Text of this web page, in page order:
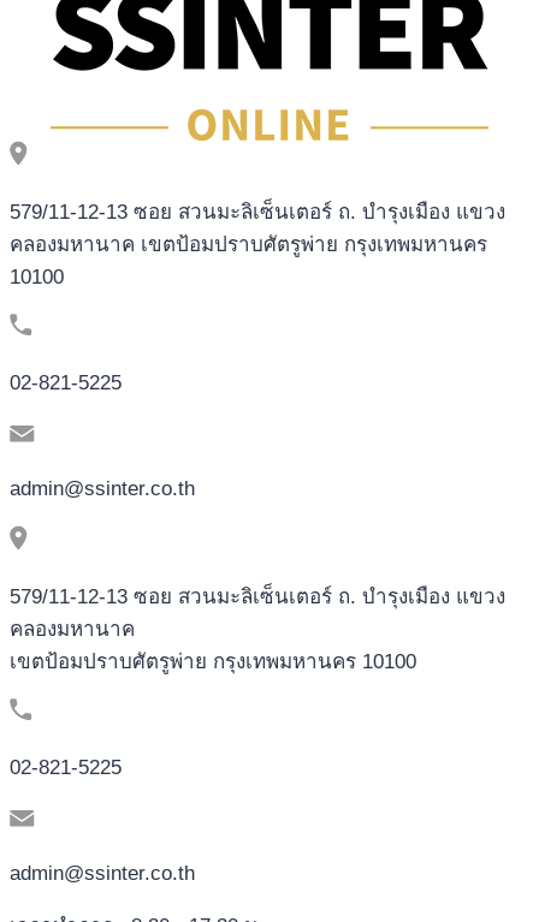
579/11-12-13 ซอย สวนมะลิเซ็นเตอร์ ถ. บำรุงเมือง แขวง
คลองมหานาค เขตป้อมปราบศัตรูพ่าย กรุงเทพมหานคร
10100
02-821-5225
admin@ssinter.co.th
579/11-12-13 ซอย สวนมะลิเซ็นเตอร์ ถ. บำรุงเมือง แขวง
คลองมหานาค
เขตป้อมปราบศัตรูพ่าย กรุงเทพมหานคร 10100
02-821-5225
admin@ssinter.co.th